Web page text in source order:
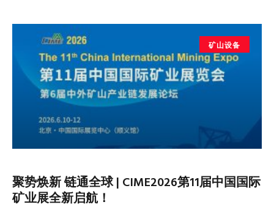
矿山设备
聚势焕新 链通全球 | CIME2026第11届中国国际
矿业展全新启航！